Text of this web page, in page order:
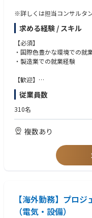
※詳しくは担当コンサルタ
求める経験 / スキル
【必須】
・国際色豊かな環境での就
・製造業での就業経験
【歓迎】
・組合との交渉経験
・総務･財務・経理（管理会
・製造現場管理経験
従業員数
310名
複数あり
【海外勤務】プロ
（電気・設備）